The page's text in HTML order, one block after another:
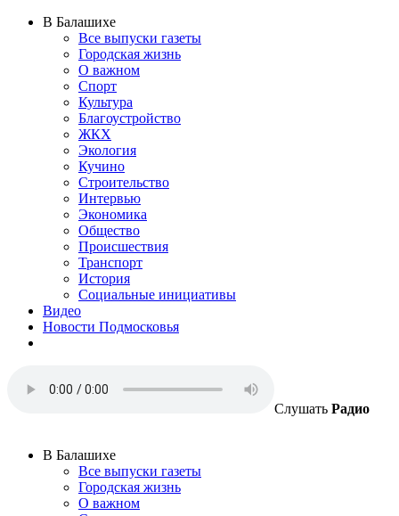
В Балашихе
Все выпуски газеты
Городская жизнь
О важном
Спорт
Культура
Благоустройство
ЖКХ
Экология
Кучино
Строительство
Интервью
Экономика
Общество
Происшествия
Транспорт
История
Социальные инициативы
Видео
Новости Подмосковья
Слушать Радио
В Балашихе
Все выпуски газеты
Городская жизнь
О важном